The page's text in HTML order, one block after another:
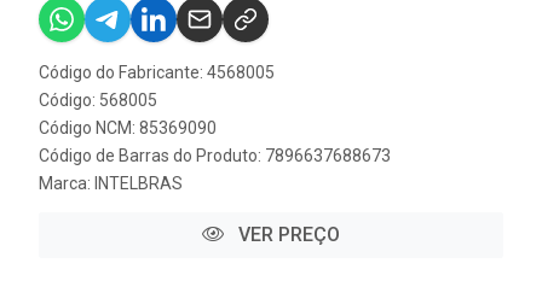
Código do Fabricante: 4568005
Código: 568005
Código NCM: 85369090
Código de Barras do Produto: 7896637688673
Marca: INTELBRAS
VER PREÇO